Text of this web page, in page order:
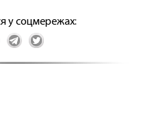
у соцмережах: